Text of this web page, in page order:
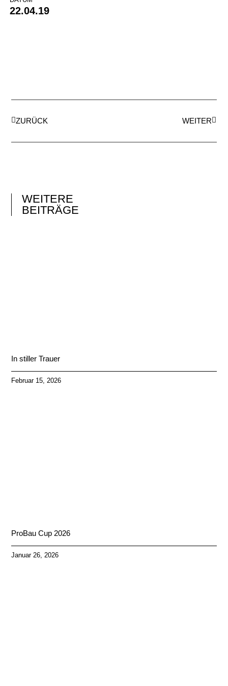
22.04.19
ZURÜCK WEITER
WEITERE
BEITRÄGE
In stiller Trauer
Februar 15, 2026
ProBau Cup 2026
Januar 26, 2026